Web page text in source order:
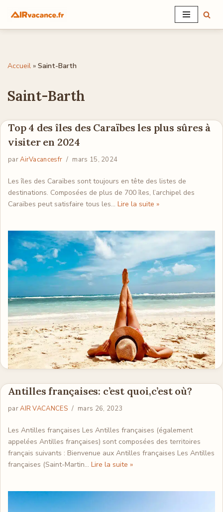
Aller
Accueil » Saint-Barth
Saint-Barth
Top 4 des îles des Caraïbes les plus sûres à
visiter en 2024
parAirVacancesfr mars 15, 2024
Les îles des Caraïbes sont toujours en tête des listes de
destinations. Composées de plus de 700 îles, l’archipel des
Caraïbes peut satisfaire tous les… Lire la suite »
Antilles françaises: c’est quoi,c’est où?
parAIR VACANCES mars 26, 2023
Les Antilles françaises Les Antilles françaises (également
appelées Antilles françaises) sont composées des territoires
français suivants : Bienvenue aux Antilles françaises Les Antilles
françaises (Saint-Martin… Lire la suite »